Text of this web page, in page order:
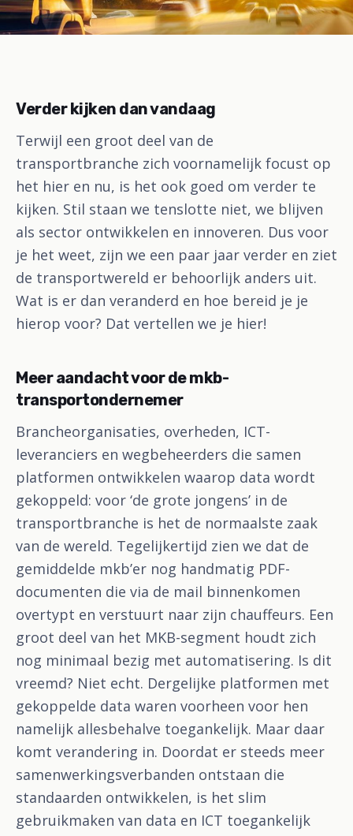
Verder kijken dan vandaag
Terwijl een groot deel van de
transportbranche zich voornamelijk focust op
het hier en nu, is het ook goed om verder te
kijken. Stil staan we tenslotte niet, we blijven
als sector ontwikkelen en innoveren. Dus voor
je het weet, zijn we een paar jaar verder en ziet
de transportwereld er behoorlijk anders uit.
Wat is er dan veranderd en hoe bereid je je
hierop voor? Dat vertellen we je hier!
Meer aandacht voor de mkb-
transportondernemer
Brancheorganisaties, overheden, ICT-
leveranciers en wegbeheerders die samen
platformen ontwikkelen waarop data wordt
gekoppeld: voor ‘de grote jongens’ in de
transportbranche is het de normaalste zaak
van de wereld. Tegelijkertijd zien we dat de
gemiddelde mkb’er nog handmatig PDF-
documenten die via de mail binnenkomen
overtypt en verstuurt naar zijn chauffeurs. Een
groot deel van het MKB-segment houdt zich
nog minimaal bezig met automatisering. Is dit
vreemd? Niet echt. Dergelijke platformen met
gekoppelde data waren voorheen voor hen
namelijk allesbehalve toegankelijk. Maar daar
komt verandering in. Doordat er steeds meer
samenwerkingsverbanden ontstaan die
standaarden ontwikkelen, is het slim
gebruikmaken van data en ICT toegankelijk